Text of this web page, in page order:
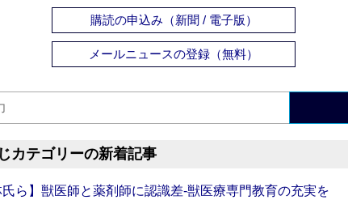
購読の申込み（新聞 / 電子版）
メールニュースの登録（無料）
カテゴリーの新着記事
氏ら】獣医師と薬剤師に認識差‐獣医療専門教育の充実を